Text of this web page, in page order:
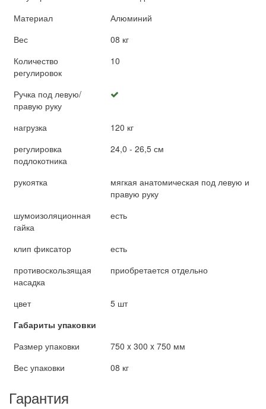
Материал
Алюминий
Вес
08 кг
Количество
регулировок
10
Ручка под левую/
правую руку
нагрузка
120 кг
регулировка
подлокотника
24,0 - 26,5 см
рукоятка
мягкая анатомическая под левую и
правую руку
шумоизоляционная
гайка
есть
клип фиксатор
есть
противоскользящая
насадка
приобретается отдельно
цвет
5 шт
Габариты упаковки
Размер упаковки
750 x 300 x 750 мм
Вес упаковки
08 кг
Гарантия